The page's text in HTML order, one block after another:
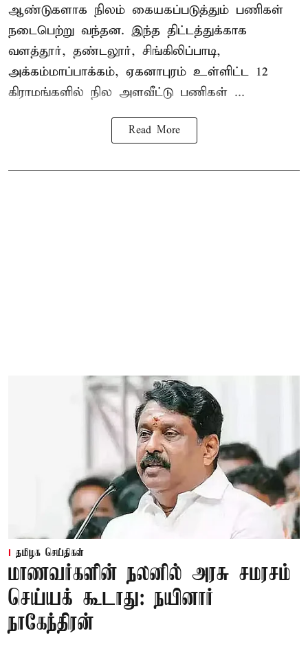
ஆண்டுகளாக நிலம் கையகப்படுத்தும் பணிகள்
நடைபெற்று வந்தன. இந்த திட்டத்துக்காக
வளத்தூர், தண்டலூர், சிங்கிலிப்பாடி,
அக்கம்மாப்பாக்கம், ஏகனாபுரம் உள்ளிட்ட 12
கிராமங்களில் நில அளவீட்டு பணிகள் ...
Read More
தமிழக செய்திகள்
மாணவர்களின் நலனில் அரசு சமரசம்
செய்யக் கூடாது: நயினார்
நாகேந்திரன்